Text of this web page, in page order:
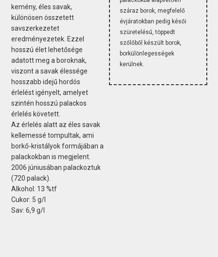
száraz borok, megfelelő
évjáratokban pedig késői
szüretelésű, töppedt
szőlőből készült borok,
borkülönlegességek
kerülnek.
kemény, éles savak,
különösen összetett
savszerkezetet
eredményezetek. Ezzel
hosszú élet lehetősége
adatott meg a boroknak,
viszont a savak élessége
hosszabb idejű hordós
érlelést igényelt, amelyet
szintén hosszú palackos
érlelés követett.
Az érlelés alatt az éles savak
kellemessé tompultak, ami
borkő-kristályok formájában a
palackokban is megjelent.
2006 júniusában palackoztuk
(720 palack).
Alkohol: 13 %tf
Cukor: 5 g/l
Sav: 6,9 g/l